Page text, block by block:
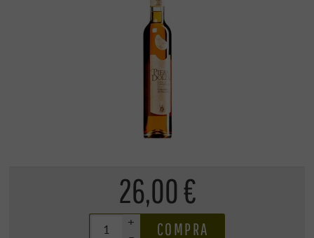
26,00 €
+
COMPRA